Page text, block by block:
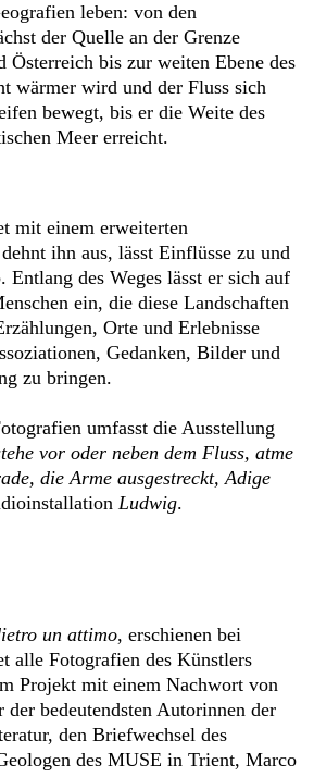
leben: von den
der Quelle an der Grenze
Österreich bis zur weiten Ebene des
wärmer wird und der Fluss sich
bewegt, bis er die Weite des
Meer erreicht.
mit einem erweiterten
ihn aus, lässt Einflüsse zu und
Entlang des Weges lässt er sich auf
ein, die diese Landschaften
Orte und Erlebnisse
Gedanken, Bilder und
zu bringen.
umfasst die Ausstellung
vor oder neben dem Fluss, atme
die Arme ausgestreckt, Adige
Ludwig.
un attimo, erschienen bei
alle Fotografien des Künstlers
Projekt mit einem Nachwort von
bedeutendsten Autorinnen der
den Briefwechsel des
des MUSE in Trient, Marco